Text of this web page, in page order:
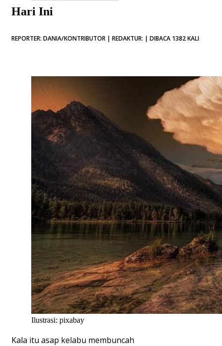
Hari Ini
REPORTER: DANIA/KONTRIBUTOR | REDAKTUR: | DIBACA 1382 KALI
Ilustrasi: pixabay
Kala itu asap kelabu membuncah